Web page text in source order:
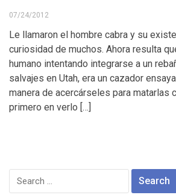
07/24/2012
Le llamaron el hombre cabra y su
curiosidad de muchos. Ahora resulta
humano intentando integrarse a un
salvajes en Utah, era un cazador
manera de acercárseles para matarlas
primero en verlo […]
Search